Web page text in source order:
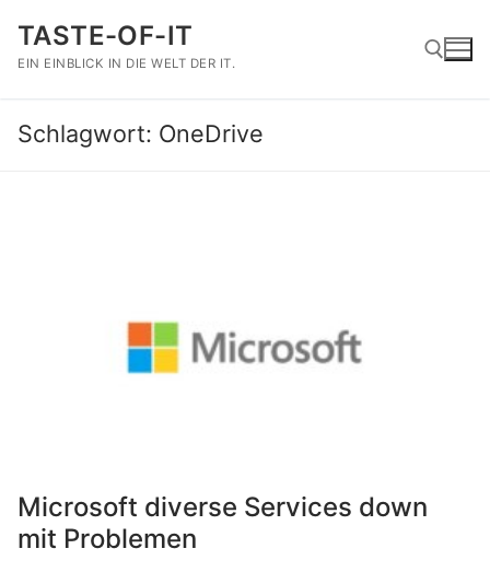
Inhalt
springen
TASTE-OF-IT
EIN EINBLICK IN DIE WELT DER IT.
Suchen nach:
Schlagwort: OneDrive
Microsoft diverse Services down
mit Problemen